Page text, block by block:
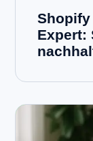
Shopify
Expert: